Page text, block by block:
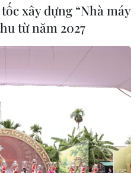
xây dựng “Nhà máy
từ năm 2027